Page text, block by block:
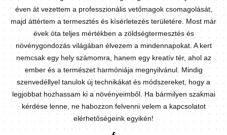
éven át vezettem a professzionális vetőmagok csomagolását,
majd áttértem a termesztés és kísérletezés területére. Most már
évek óta teljes mértékben a zöldségtermesztés és
növénygondozás világában élvezem a mindennapokat. A kert
nemcsak egy hely számomra, hanem egy kreatív tér, ahol az
ember és a természet harmóniája megnyilvánul. Mindig
szenvedéllyel tanulok új technikákat és módszereket, hogy a
legjobbat hozhassam ki a növényeimből. Ha bármilyen szakmai
kérdése lenne, ne habozzon felvenni velem a kapcsolatot
elérhetőségeink egyikén!